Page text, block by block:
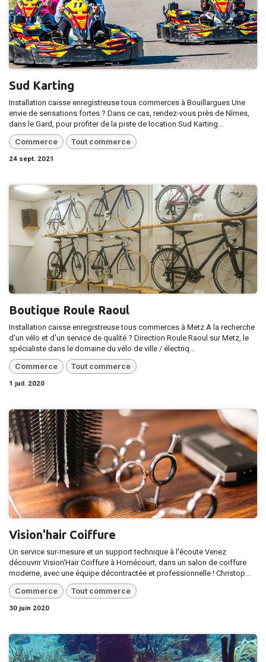
Sud Karting
Installation caisse enregistreuse tous commerces à Bouillargues Une
envie de sensations fortes ? Dans ce cas, rendez-vous près de Nîmes,
dans le Gard, pour profiter de la piste de location Sud Karting...
Commerce Tout commerce
24 sept. 2021
Boutique Roule Raoul
Installation caisse enregistreuse tous commerces à Metz A la recherche
d'un vélo et d'un service de qualité ? Direction Roule Raoul sur Metz, le
spécialiste dans le domaine du vélo de ville / électriq...
Commerce Tout commerce
1 juil. 2020
Vision'hair Coiffure
Un service sur-mesure et un support technique à l'écoute Venez
découvrir Vision'Hair Coiffure à Homécourt, dans un salon de coiffure
moderne, avec une équipe décontractée et professionnelle ! Christop...
Commerce Tout commerce
30 juin 2020